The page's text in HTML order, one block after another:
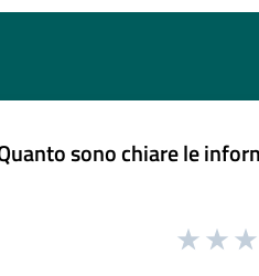
sono chiare le